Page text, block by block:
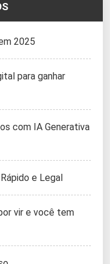
2025
para ganhar
com IA Generativa
e Legal
vir e você tem